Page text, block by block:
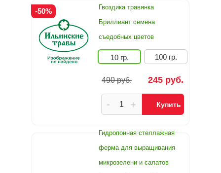
Гвоздика травянка
Бриллиант семена
съедобных цветов
-50%
10 гр. 100 гр.
490 руб. 245 руб.
+
- Купить
Гидропонная стеллажная
ферма для выращивания
микрозелени и салатов